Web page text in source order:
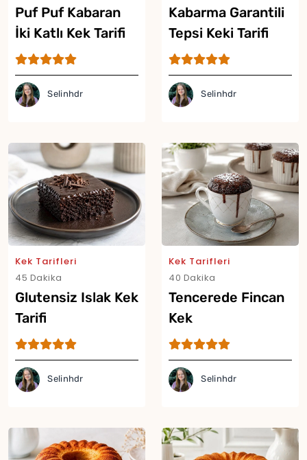
Puf Puf Kabaran
İki Katlı Kek Tarifi
Selinhdr
Kabarma Garantili
Tepsi Keki Tarifi
Selinhdr
Kek Tarifleri
45 Dakika
Glutensiz Islak Kek
Tarifi
Selinhdr
Kek Tarifleri
40 Dakika
Tencerede Fincan
Kek
Selinhdr